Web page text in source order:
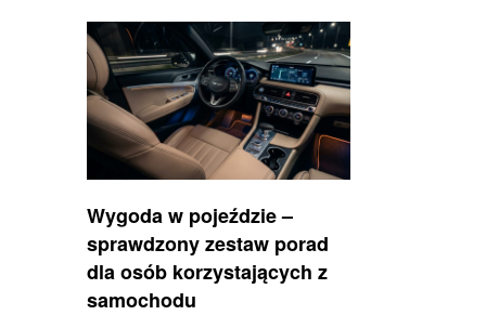
Wygoda w pojeździe –
sprawdzony zestaw porad
dla osób korzystających z
samochodu